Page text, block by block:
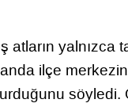
atların yalnızca
ilçe
söyledi.